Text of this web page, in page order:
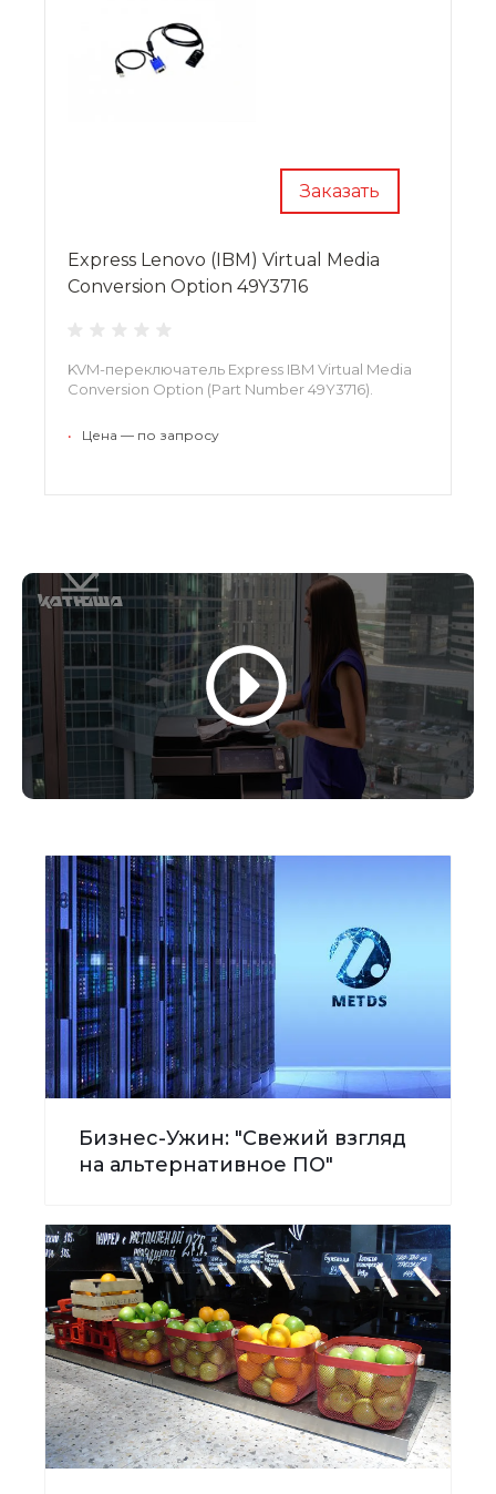
Заказать
Express Lenovo (IBM) Virtual Media
Conversion Option 49Y3716
KVM-переключатель Express IBM Virtual Media
Conversion Option (Part Number 49Y3716).
• Цена — по запросу
Бизнес-Ужин: "Свежий взгляд
на альтернативное ПО"